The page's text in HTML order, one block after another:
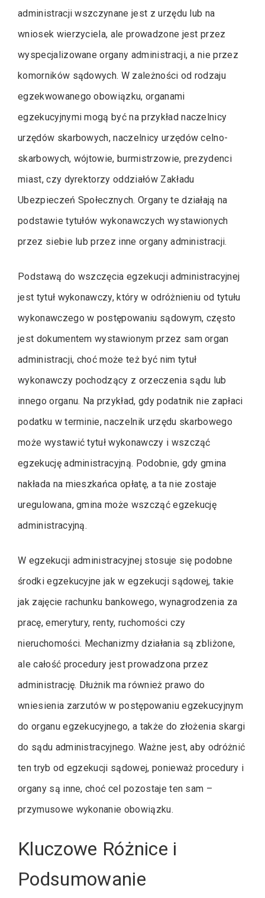
administracji wszczynane jest z urzędu lub na
wniosek wierzyciela, ale prowadzone jest przez
wyspecjalizowane organy administracji, a nie przez
komorników sądowych. W zależności od rodzaju
egzekwowanego obowiązku, organami
egzekucyjnymi mogą być na przykład naczelnicy
urzędów skarbowych, naczelnicy urzędów celno-
skarbowych, wójtowie, burmistrzowie, prezydenci
miast, czy dyrektorzy oddziałów Zakładu
Ubezpieczeń Społecznych. Organy te działają na
podstawie tytułów wykonawczych wystawionych
przez siebie lub przez inne organy administracji.
Podstawą do wszczęcia egzekucji administracyjnej
jest tytuł wykonawczy, który w odróżnieniu od tytułu
wykonawczego w postępowaniu sądowym, często
jest dokumentem wystawionym przez sam organ
administracji, choć może też być nim tytuł
wykonawczy pochodzący z orzeczenia sądu lub
innego organu. Na przykład, gdy podatnik nie zapłaci
podatku w terminie, naczelnik urzędu skarbowego
może wystawić tytuł wykonawczy i wszcząć
egzekucję administracyjną. Podobnie, gdy gmina
nakłada na mieszkańca opłatę, a ta nie zostaje
uregulowana, gmina może wszcząć egzekucję
administracyjną.
W egzekucji administracyjnej stosuje się podobne
środki egzekucyjne jak w egzekucji sądowej, takie
jak zajęcie rachunku bankowego, wynagrodzenia za
pracę, emerytury, renty, ruchomości czy
nieruchomości. Mechanizmy działania są zbliżone,
ale całość procedury jest prowadzona przez
administrację. Dłużnik ma również prawo do
wniesienia zarzutów w postępowaniu egzekucyjnym
do organu egzekucyjnego, a także do złożenia skargi
do sądu administracyjnego. Ważne jest, aby odróżnić
ten tryb od egzekucji sądowej, ponieważ procedury i
organy są inne, choć cel pozostaje ten sam –
przymusowe wykonanie obowiązku.
Kluczowe Różnice i
Podsumowanie